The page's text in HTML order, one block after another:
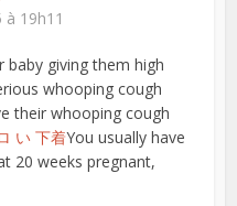
à 19h11
baby giving them high
whooping cough
their whooping cough
い 下着You usually have
20 weeks pregnant,